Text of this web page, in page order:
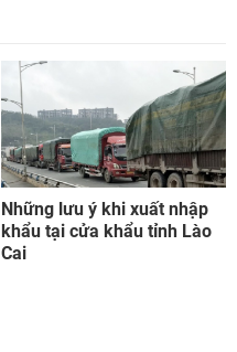
Những lưu ý khi xuất nhập
khẩu tại cửa khẩu tỉnh Lào
Cai